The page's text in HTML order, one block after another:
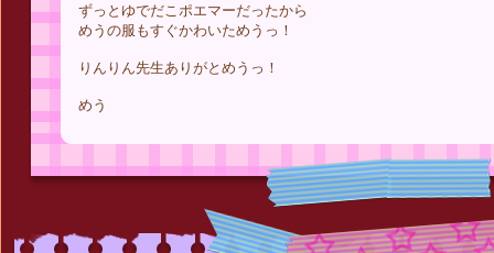
ずっとゆでだこポエマーだったから
めうの服もすぐかわいためうっ！
りんりん先生ありがとめうっ！
めう